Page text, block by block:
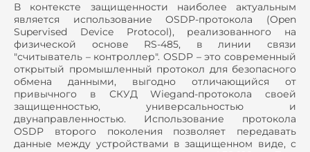
В контексте защищенности наиболее актуальным
является использование OSDP-протокола (Open
Supervised Device Protocol), реализованного на
физической основе RS-485, в линии связи
"считыватель – контроллер". OSDP – это современный
открытый промышленный протокол для безопасного
обмена данными, выгодно отличающийся от
привычного в СКУД Wiegand-протокола своей
защищенностью, универсальностью и
двунаправленностью. Использование протокола
OSDP второго поколения позволяет передавать
данные между устройствами в защищенном виде, с